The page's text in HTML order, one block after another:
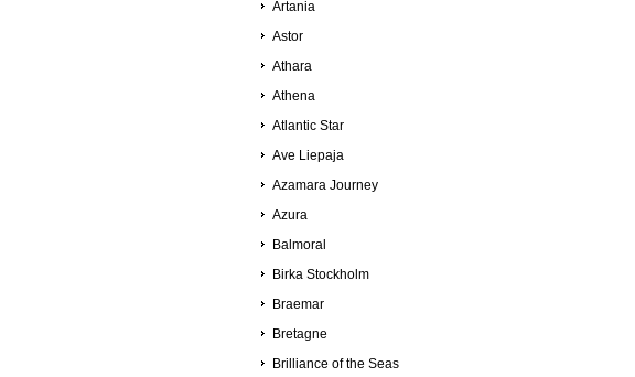
Artania
Astor
Athara
Athena
Atlantic Star
Ave Liepaja
Azamara Journey
Azura
Balmoral
Birka Stockholm
Braemar
Bretagne
Brilliance of the Seas